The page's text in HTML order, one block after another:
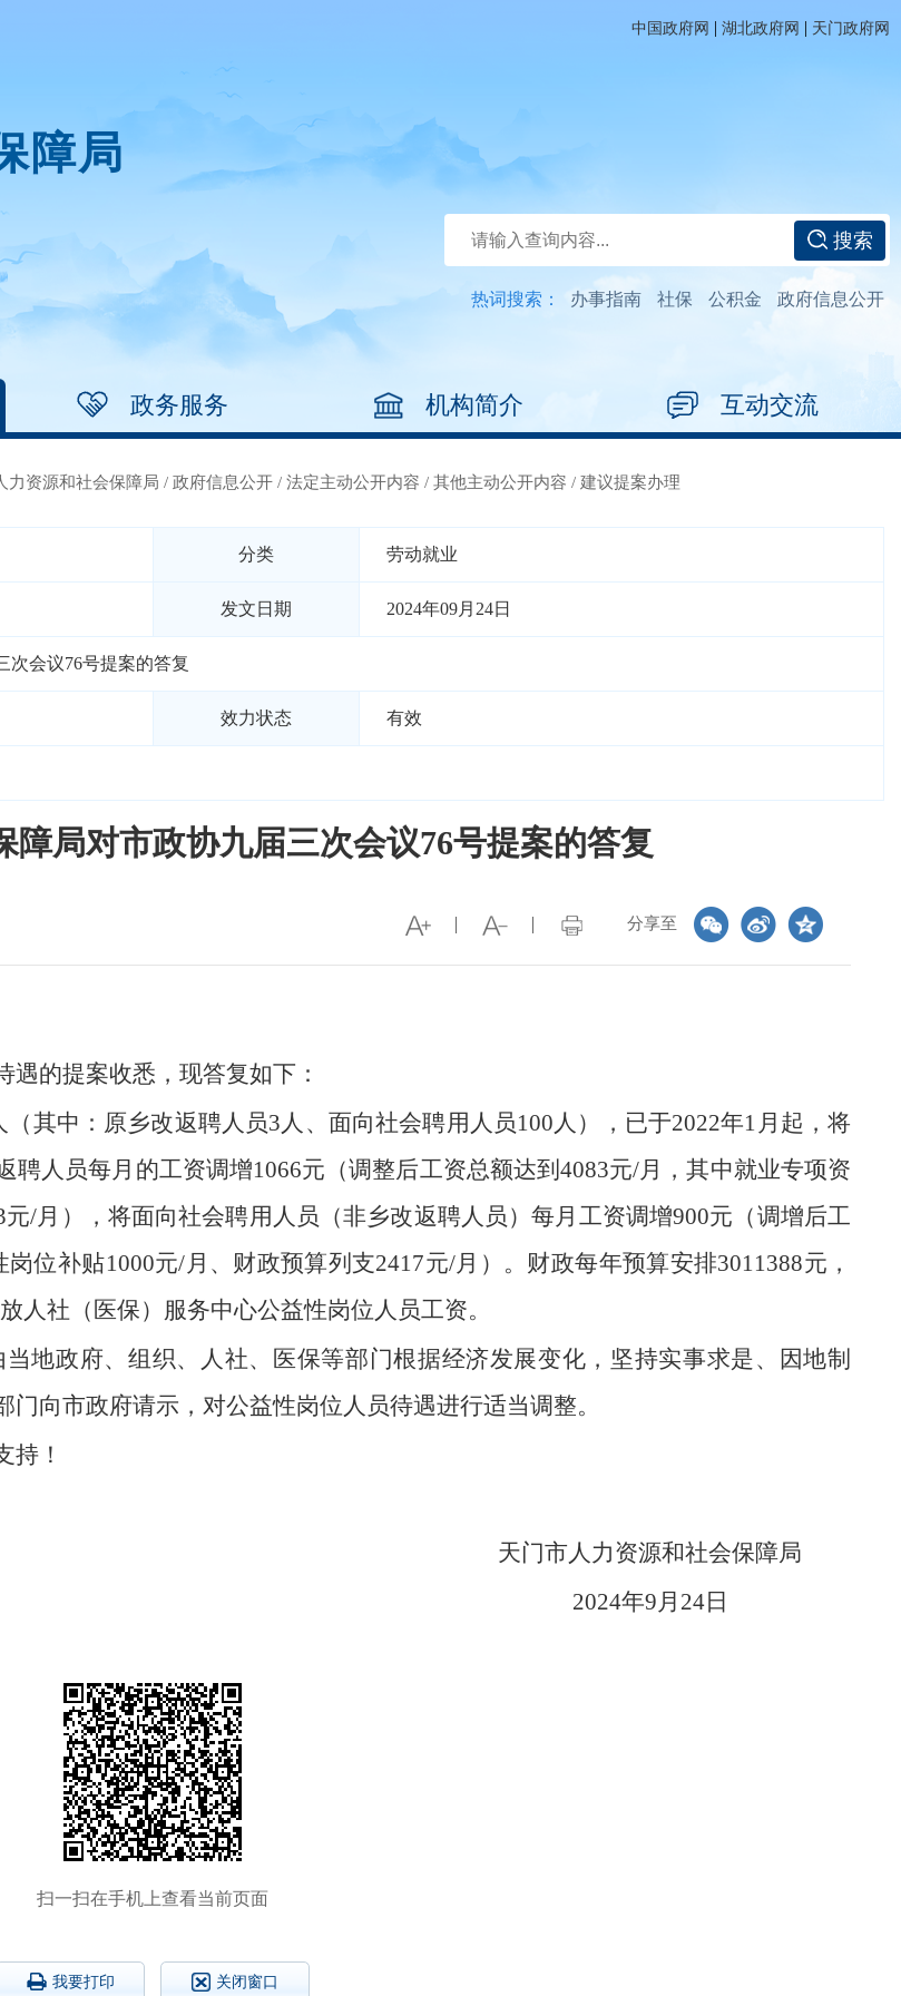
中国政府网 | 湖北政府网 | 天门政府网
障局
搜索
热词搜索： 办事指南 社保 公积金 政府信息公开
政务服务 机构简介 互动交流
力资源和社会保障局 / 政府信息公开 / 法定主动公开内容 / 其他主动公开内容 / 建议提案办理
分类 劳动就业
发文日期 2024年09月24日
次会议76号提案的答复
效力状态 有效
障局对市政协九届三次会议76号提案的答复
分享至
的提案收悉，现答复如下：
其中：原乡改返聘人员3人、面向社会聘用人员100人），已于2022年1月起，将
人员每月的工资调增1066元（调整后工资总额达到4083元/月，其中就业专项资
/月），将面向社会聘用人员（非乡改返聘人员）每月工资调增900元（调增后工
位补贴1000元/月、财政预算列支2417元/月）。财政每年预算安排3011388元，
人社（医保）服务中心公益性岗位人员工资。
地政府、组织、人社、医保等部门根据经济发展变化，坚持实事求是、因地制
向市政府请示，对公益性岗位人员待遇进行适当调整。
持！
天门市人力资源和社会保障局
2024年9月24日
扫一扫在手机上查看当前页面
我要打印 关闭窗口